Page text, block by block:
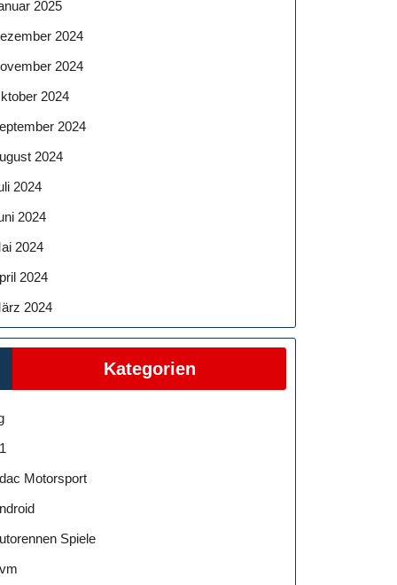
2025
2024
2024
2024
2024
2024
2024
2024
2024
2024
2024
Kategorien
Motorsport
Spiele